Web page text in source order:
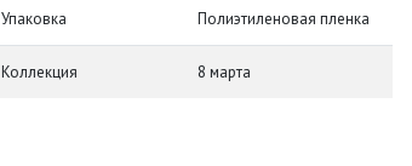
Упаковка Полиэтиленовая пленка
Коллекция 8 марта